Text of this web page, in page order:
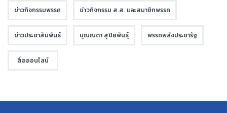
ข่าวกิจกรรมพรรค ข่าวกิจกรรม ส.ส. และสมาชิกพรรค
ข่าวประชาสัมพันธ์ บุณณดา สุปิยพันธุ์ พรรคพลังประชารัฐ
สื่อออนไลน์